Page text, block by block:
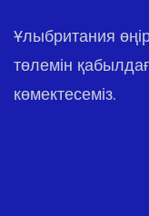
Ұлыбритания
төлемін
көмектесеміз.